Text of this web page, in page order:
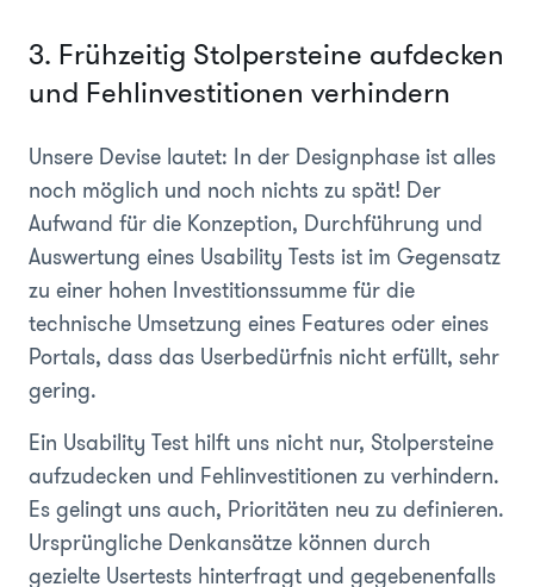
3. Frühzeitig Stolpersteine aufdecken
und Fehlinvestitionen verhindern
Unsere Devise lautet: In der Designphase ist alles
noch möglich und noch nichts zu spät! Der
Aufwand für die Konzeption, Durchführung und
Auswertung eines Usability Tests ist im Gegensatz
zu einer hohen Investitionssumme für die
technische Umsetzung eines Features oder eines
Portals, dass das Userbedürfnis nicht erfüllt, sehr
gering.
Ein Usability Test hilft uns nicht nur, Stolpersteine
aufzudecken und Fehlinvestitionen zu verhindern.
Es gelingt uns auch, Prioritäten neu zu definieren.
Ursprüngliche Denkansätze können durch
gezielte Usertests hinterfragt und gegebenenfalls